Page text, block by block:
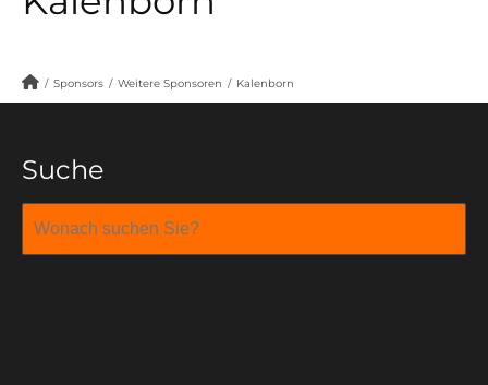
/ Sponsors / Weitere Sponsoren / Kalenborn
Suche